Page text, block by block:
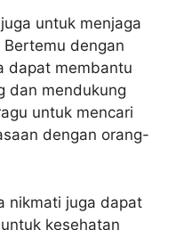
untuk menjaga
dengan
dapat membantu
dan mendukung
untuk mencari
dengan orang-
nikmati juga dapat
kesehatan